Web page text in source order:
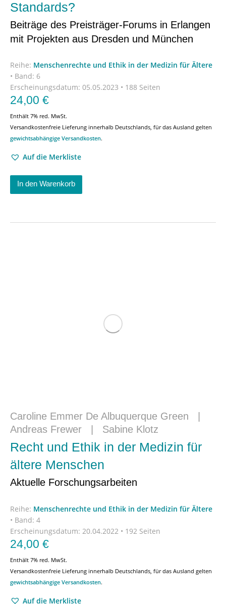
Standards?
Beiträge des Preisträger-Forums in Erlangen
mit Projekten aus Dresden und München
Reihe: Menschenrechte und Ethik in der Medizin für Ältere
• Band: 6
Erscheinungsdatum: 05.05.2023 • 188 Seiten
24,00 €
Enthält 7% red. MwSt.
Versandkostenfreie Lieferung innerhalb Deutschlands, für das Ausland gelten
gewichtsabhängige Versandkosten.
Auf die Merkliste
In den Warenkorb
Caroline Emmer De Albuquerque Green
Andreas Frewer
Sabine Klotz
Recht und Ethik in der Medizin für
ältere Menschen
Aktuelle Forschungsarbeiten
Reihe: Menschenrechte und Ethik in der Medizin für Ältere
• Band: 4
Erscheinungsdatum: 20.04.2022 • 192 Seiten
24,00 €
Enthält 7% red. MwSt.
Versandkostenfreie Lieferung innerhalb Deutschlands, für das Ausland gelten
gewichtsabhängige Versandkosten.
Auf die Merkliste